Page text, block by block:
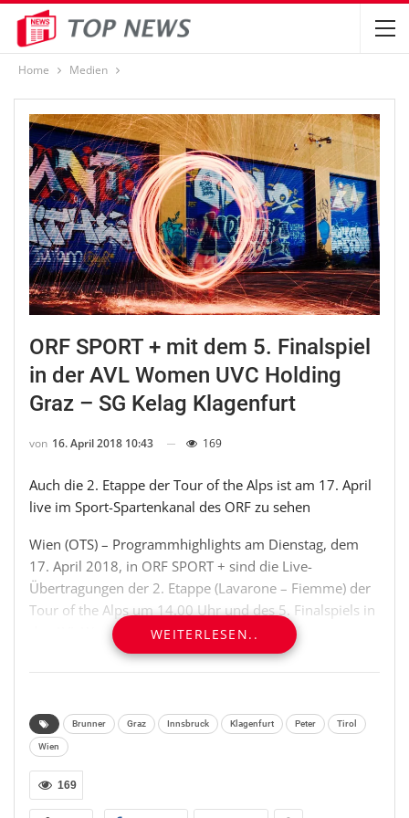
Home Medien
ORF SPORT + mit dem 5. Finalspiel
in der AVL Women UVC Holding
Graz – SG Kelag Klagenfurt
von 16. April 2018 10:43 169
Auch die 2. Etappe der Tour of the Alps ist am 17. April
live im Sport-Spartenkanal des ORF zu sehen
Wien (OTS) – Programmhighlights am Dienstag, dem
17. April 2018, in ORF SPORT + sind die Live-
Übertragungen der 2. Etappe (Lavarone – Fiemme) der
Tour of the Alps um 14.00 Uhr und des 5. Finalspiels in
der AVL Women UVC Holding Graz – SG Kelag
Klagenfurt um 20.15 Uhr, das „Sport-Bild“ um 19.00
Uhr, das Fußball-Champions-League-Magazin um 19.30
20.00 Uhr und das FIFA Fußball WM-Magazin um 22.30
Uhr.
Bei der Tour of the Alps werden von 16. bis 20. April an
fünf Renntagen insgesamt 714,3 Kilometer, 13.100
WEITERLESEN..
Brunner Graz Innsbruck Klagenfurt Peter Tirol
Wien
169